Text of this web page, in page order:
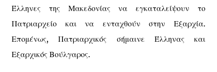
Έλληνες της Μακεδονίας να εγκαταλείψουν το
Πατριαρχείο και να ενταχθούν στην Εξαρχία.
Επομένως, Πατριαρχικός σήμαινε Έλληνας και
Εξαρχικός Βούλγαρος.